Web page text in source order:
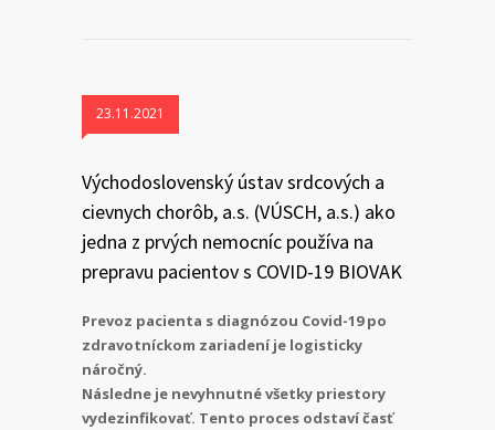
23.11.2021
Východoslovenský ústav srdcových a
cievnych chorôb, a.s. (VÚSCH, a.s.) ako
jedna z prvých nemocníc používa na
prepravu pacientov s COVID-19 BIOVAK
Prevoz pacienta s diagnózou Covid-19 po
zdravotníckom zariadení je logisticky
náročný.
Následne je nevyhnutné všetky priestory
vydezinfikovať. Tento proces odstaví časť